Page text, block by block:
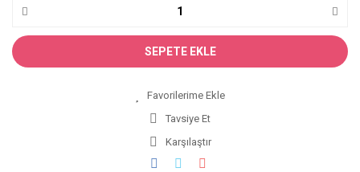
SEPETE EKLE
Tavsiye Et
Karşılaştır